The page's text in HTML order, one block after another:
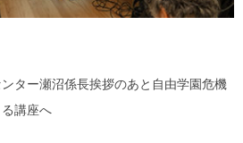
ター瀬沼係長挨拶のあと自由学園危機
講座へ